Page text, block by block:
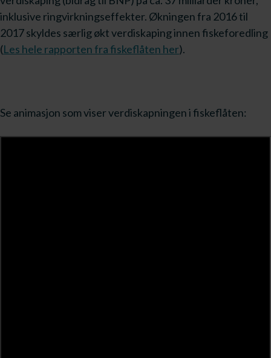
inklusive ringvirkningseffekter. Økningen fra 2016 til
2017 skyldes særlig økt verdiskaping innen fiskeforedling
(Les hele rapporten fra fiskeflåten her).
Se animasjon som viser verdiskapningen i fiskeflåten: